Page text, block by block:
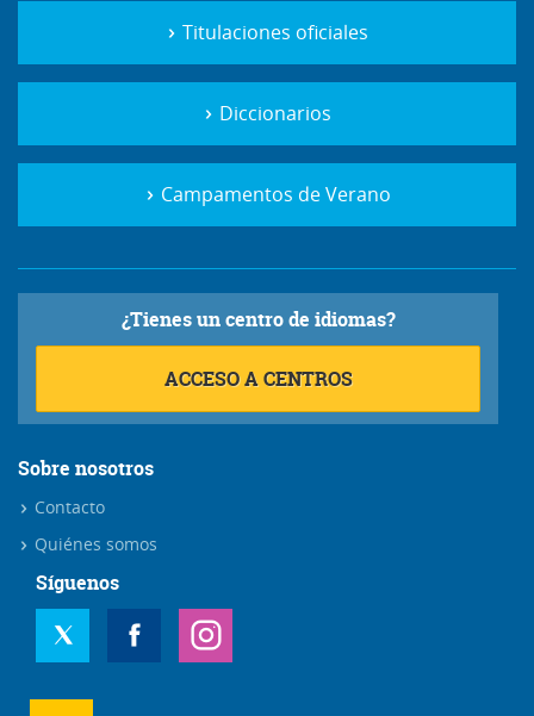
Titulaciones oficiales
Diccionarios
Campamentos de Verano
¿Tienes un centro de idiomas?
ACCESO A CENTROS
Sobre nosotros
Contacto
Quiénes somos
Síguenos